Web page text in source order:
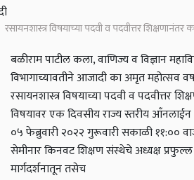
रसायनशास्त्र विषयाच्या पदवी व पदवीत्तर शिक्षणानंतर
बळीराम पाटील कला, वाणिज्य व विज्ञान
विभागाच्यावतीने आजादी का अमृत महोत्सव
रसायनशास्त्र विषयाच्या पदवी व पदवीत्तर
विषयावर एक दिवसीय राज्य स्तरीय
०५ फेब्रुवारी २०२२ गुरूवारी सकाळी ११:००
सेमीनार किनवट शिक्षण संस्थेचे अध्यक्ष प्रफुल्ल
मार्गदर्शनातून तसेच